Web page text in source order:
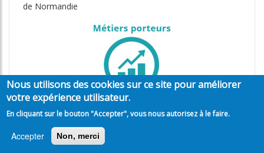
de Normandie
Les métiers regroupant le plus grand nombre d'actifs en
emploi
Nous utilisons des cookies sur ce site pour améliorer
votre expérience utilisateur.
En cliquant sur le bouton "Accepter", vous nous autorisez à le faire.
Accepter Non, merci